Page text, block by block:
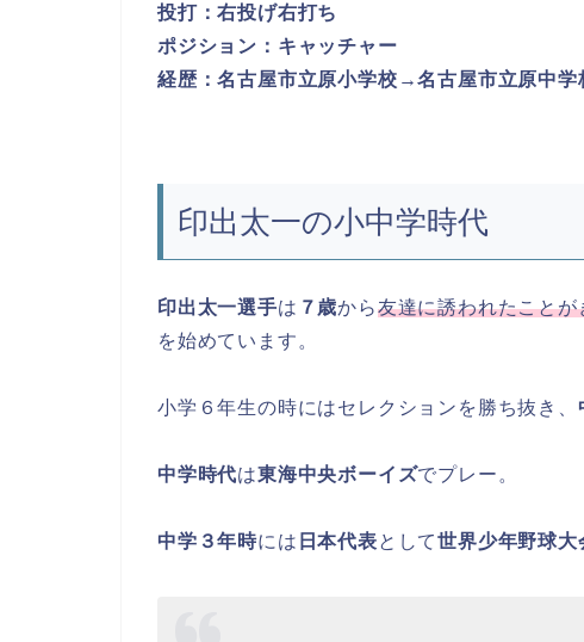
投打：右投げ右打ち
ポジション：キャッチャー
経歴：名古屋市立原小学校→名古屋市立原中
印出太一の小中学時代
印出太一選手は ７歳から友達に誘われたことが
を始めています。
小学６年生の時にはセレクションを勝ち抜き、
中学時代は東海中央ボーイズでプレー。
中学３年時には 日本代表として世界少年野球大